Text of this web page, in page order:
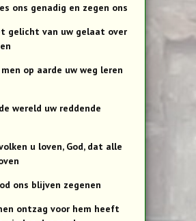
ons genadig en zegen ons
gelicht van uw gelaat over
op aarde uw weg leren
wereld uw reddende
u loven, God, dat alle
ons blijven zegenen
ontzag voor hem heeft